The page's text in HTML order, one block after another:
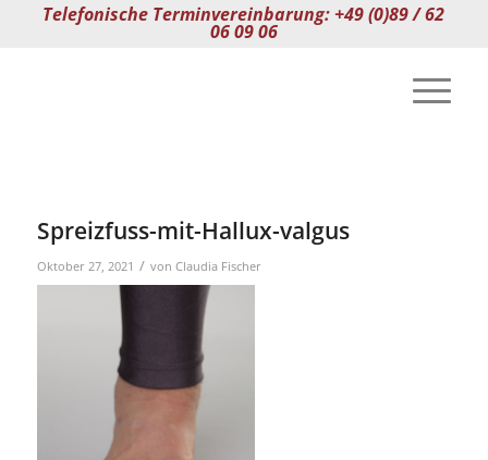
Telefonische Terminvereinbarung: +49 (0)89 / 62
06 09 06
Spreizfuss-mit-Hallux-valgus
Oktober 27, 2021 / von Claudia Fischer